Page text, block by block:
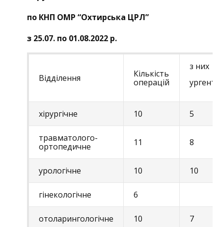
по КНП ОМР “Охтирська ЦРЛ”
з 25.07. по 01.08.2022 р.
Відділення
Кількість
операцій
з них
хірургічне 10 5
травматолого-
ортопедичне
11 8
урологічне 10 10
гінекологічне 6
отоларингологічне 10 7